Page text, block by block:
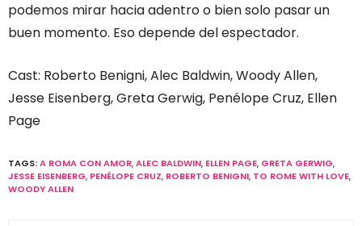
podemos mirar hacia adentro o bien solo pasar un
buen momento. Eso depende del espectador.
Cast: Roberto Benigni, Alec Baldwin, Woody Allen,
Jesse Eisenberg, Greta Gerwig, Penélope Cruz, Ellen
Page
TAGS:A ROMA CON AMOR,ALEC BALDWIN, ELLEN PAGE, GRETA GERWIG,
JESSE EISENBERG, PENÉLOPE CRUZ, ROBERTO BENIGNI, TO ROME WITH LOVE,
WOODY ALLEN